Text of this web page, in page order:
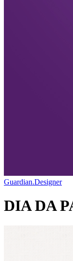
Guardian.Designer
DIA DA